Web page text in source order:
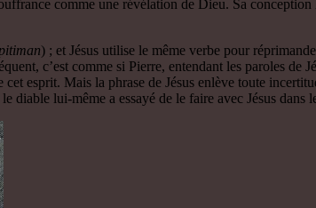
comme une révélation de Dieu. Sa
) ; et Jésus utilise le même verbe pour
c’est comme si Pierre, entendant les paroles de
esprit. Mais la phrase de Jésus enlève toute
lui-même a essayé de le faire avec Jésus dans